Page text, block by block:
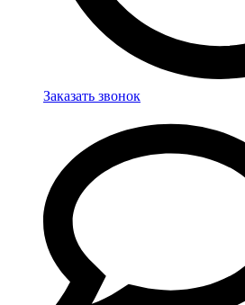
Заказать звонок